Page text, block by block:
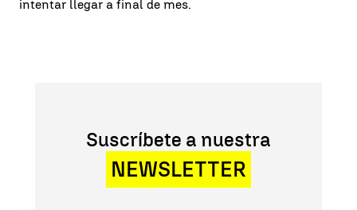
intentar llegar a final de mes.
Suscríbete a nuestra
NEWSLETTER